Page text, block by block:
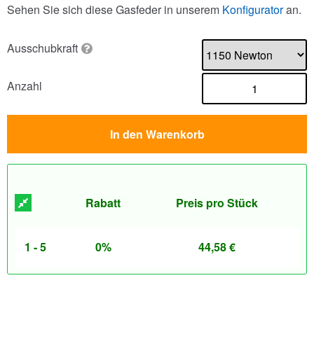
Sehen Sie sich diese Gasfeder in unserem Konfiguratoran.
Ausschubkraft
Anzahl
In den Warenkorb
Rabatt Preis pro Stück
1 - 5 0% 44,58€